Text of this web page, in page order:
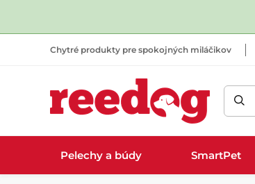
Chytré produkty pre spokojných miláčikov
Pelechy a búdy SmartPet